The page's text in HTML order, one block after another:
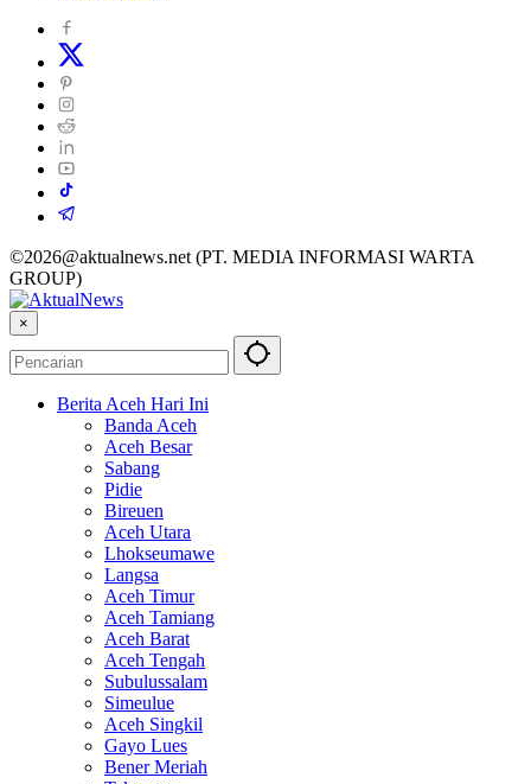
©2026@aktualnews.net (PT. MEDIA INFORMASI WARTA
GROUP)
×
Berita Aceh Hari Ini
Banda Aceh
Aceh Besar
Sabang
Pidie
Bireuen
Aceh Utara
Lhokseumawe
Langsa
Aceh Timur
Aceh Tamiang
Aceh Barat
Aceh Tengah
Subulussalam
Simeulue
Aceh Singkil
Gayo Lues
Bener Meriah